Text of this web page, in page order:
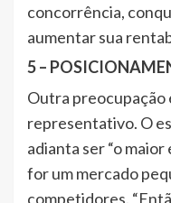
concorrência,
aumentar sua
5 –
Outra preocupação
representativo. O
adianta ser “o
for um mercado
competidores.